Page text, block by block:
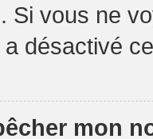
Si vous ne
a désactivé
mon